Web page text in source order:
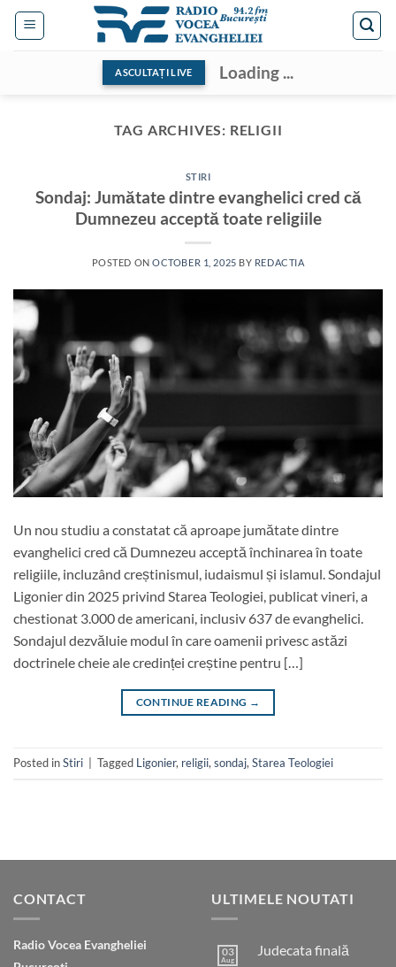
Skip
ASCULTAȚI LIVE Loading ...
TAG ARCHIVES: RELIGII
STIRI
Sondaj: Jumătate dintre evanghelici cred că
Dumnezeu acceptă toate religiile
POSTED ONOCTOBER 1, 2025 BY REDACTIA
Un nou studiu a constatat că aproape jumătate dintre
evanghelici cred că Dumnezeu acceptă închinarea în toate
religiile, incluzând creștinismul, iudaismul și islamul. Sondajul
Ligonier din 2025 privind Starea Teologiei, publicat vineri, a
chestionat 3.000 de americani, inclusiv 637 de evanghelici.
Sondajul dezvăluie modul în care oamenii privesc astăzi
doctrinele cheie ale credinței creștine pentru […]
CONTINUE READING →
Posted inStiri Tagged Ligonier, religii, sondaj, Starea Teologiei
CONTACT
Radio Vocea Evangheliei
ULTIMELE NOUTATI
03
Aug
Judecata finală